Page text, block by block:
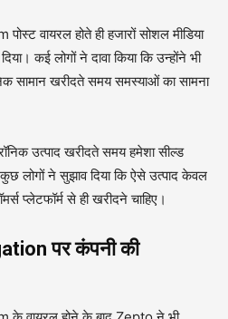
वायरल होते ही हजारों सोशल मीडिया
कई लोगों ने दावा किया कि उन्होंने भी
सामान खरीदते समय समस्याओं का सामना
उत्पाद खरीदते समय हमेशा सील्ड
लोगों ने सुझाव दिया कि ऐसे उत्पाद केवल
प्लेटफॉर्म से ही खरीदने चाहिए।
पर कंपनी की